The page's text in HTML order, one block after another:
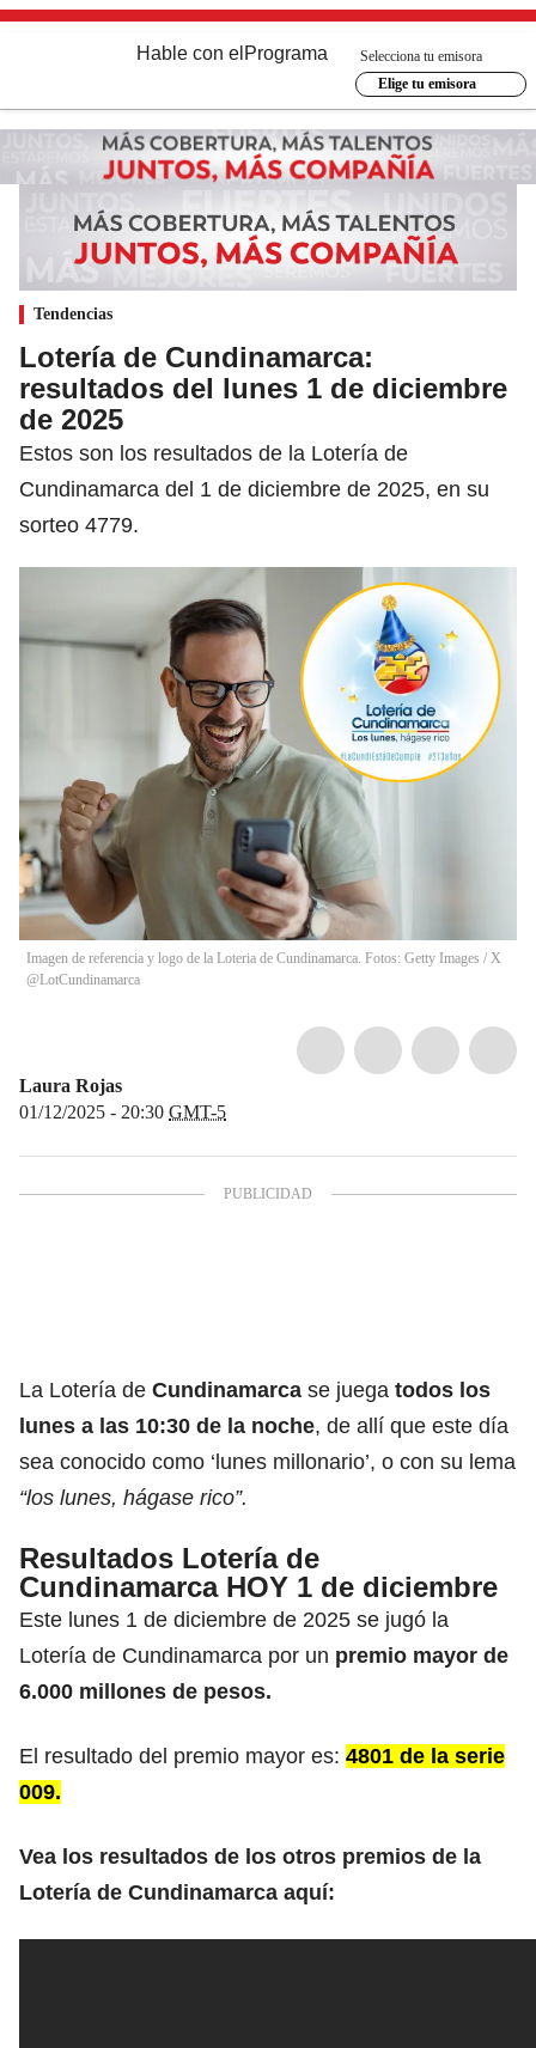
Hable con el Programa
Selecciona tu emisora
Elige tu emisora
Tendencias
Lotería de Cundinamarca:
resultados del lunes 1 de diciembre
de 2025
Estos son los resultados de la Lotería de
Cundinamarca del 1 de diciembre de 2025, en su
sorteo 4779.
Imagen de referencia y logo de la Loteria de Cundinamarca. Fotos: Getty Images / X
@LotCundinamarca
Laura Rojas
01/12/2025 - 20:30 GMT-5
La Lotería de Cundinamarca se juega todos los
lunes a las 10:30 de la noche, de allí que este día
sea conocido como ‘lunes millonario’, o con su lema
“los lunes, hágase rico”.
Resultados Lotería de
Cundinamarca HOY 1 de diciembre
Este lunes 1 de diciembre de 2025 se jugó la
Lotería de Cundinamarca por un premio mayor de
6.000 millones de pesos.
El resultado del premio mayor es: 4801 de la serie
009.
Vea los resultados de los otros premios de la
Lotería de Cundinamarca aquí: